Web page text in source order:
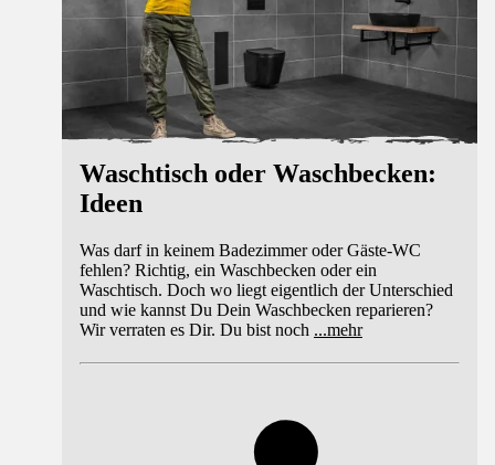
Waschtisch oder Waschbecken:
Ideen
Was darf in keinem Badezimmer oder Gäste-WC
fehlen? Richtig, ein Waschbecken oder ein
Waschtisch. Doch wo liegt eigentlich der Unterschied
und wie kannst Du Dein Waschbecken reparieren?
Wir verraten es Dir. Du bist noch ...mehr